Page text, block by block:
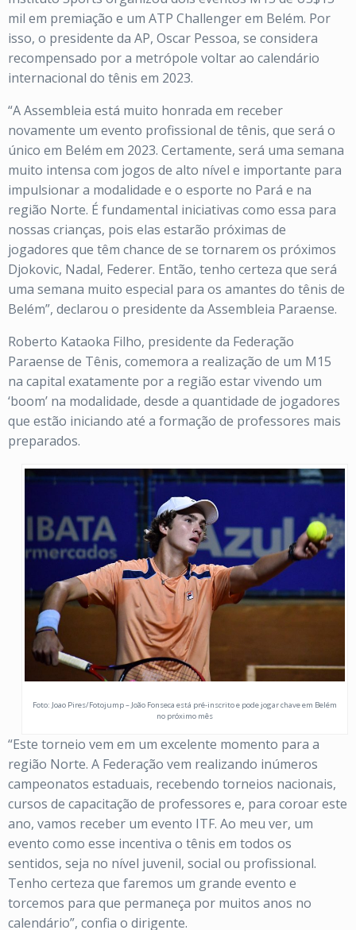
mil em premiação e um ATP Challenger em Belém. Por
isso, o presidente da AP, Oscar Pessoa, se considera
recompensado por a metrópole voltar ao calendário
internacional do tênis em 2023.
“A Assembleia está muito honrada em receber
novamente um evento profissional de tênis, que será o
único em Belém em 2023. Certamente, será uma semana
muito intensa com jogos de alto nível e importante para
impulsionar a modalidade e o esporte no Pará e na
região Norte. É fundamental iniciativas como essa para
nossas crianças, pois elas estarão próximas de
jogadores que têm chance de se tornarem os próximos
Djokovic, Nadal, Federer. Então, tenho certeza que será
uma semana muito especial para os amantes do tênis de
Belém”, declarou o presidente da Assembleia Paraense.
Roberto Kataoka Filho, presidente da Federação
Paraense de Tênis, comemora a realização de um M15
na capital exatamente por a região estar vivendo um
‘boom’ na modalidade, desde a quantidade de jogadores
que estão iniciando até a formação de professores mais
preparados.
Foto: Joao Pires/Fotojump – João Fonseca está pré-inscrito e pode jogar chave em Belém
no próximo mês
“Este torneio vem em um excelente momento para a
região Norte. A Federação vem realizando inúmeros
campeonatos estaduais, recebendo torneios nacionais,
cursos de capacitação de professores e, para coroar este
ano, vamos receber um evento ITF. Ao meu ver, um
evento como esse incentiva o tênis em todos os
sentidos, seja no nível juvenil, social ou profissional.
Tenho certeza que faremos um grande evento e
torcemos para que permaneça por muitos anos no
calendário”, confia o dirigente.